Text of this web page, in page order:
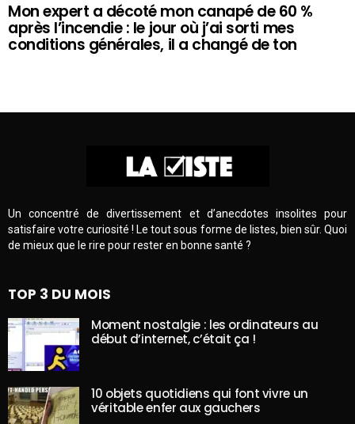
Mon expert a décoté mon canapé de 60 %
après l’incendie : le jour où j’ai sorti mes
conditions générales, il a changé de ton
Un concentré de divertissement et d’anecdotes insolites pour
satisfaire votre curiosité ! Le tout sous forme de listes, bien sûr. Quoi
de mieux que le rire pour rester en bonne santé ?
TOP 3 DU MOIS
Moment nostalgie : les ordinateurs au
début d’internet, c’était ça !
10 objets quotidiens qui font vivre un
véritable enfer aux gauchers